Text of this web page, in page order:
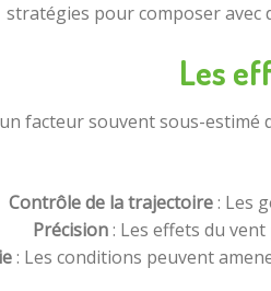
stratégies pour composer avec
Les
facteur souvent sous-estimé
Contrôle de la trajectoire: Les
Précision: Les effets du
: Les conditions peuvent